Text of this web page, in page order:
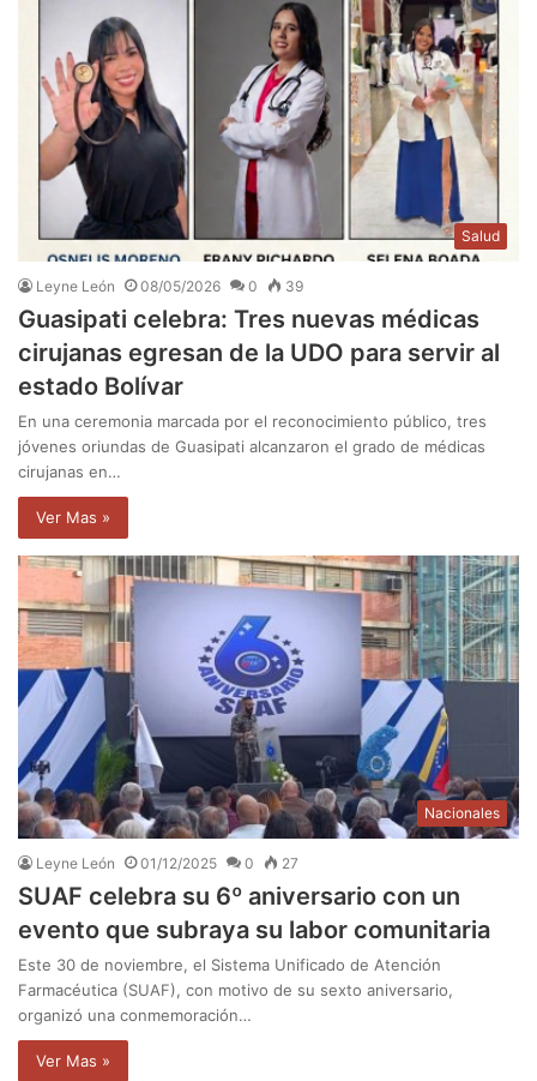
Salud
Leyne León 08/05/2026 0 39
Guasipati celebra: Tres nuevas médicas
cirujanas egresan de la UDO para servir al
estado Bolívar
En una ceremonia marcada por el reconocimiento público, tres
jóvenes oriundas de Guasipati alcanzaron el grado de médicas
cirujanas en…
Ver Mas »
Nacionales
Leyne León 01/12/2025 0 27
SUAF celebra su 6º aniversario con un
evento que subraya su labor comunitaria
Este 30 de noviembre, el Sistema Unificado de Atención
Farmacéutica (SUAF), con motivo de su sexto aniversario,
organizó una conmemoración…
Ver Mas »